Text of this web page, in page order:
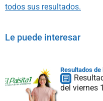
todos sus resultados.
Le puede interesar
Resultados
del viernes